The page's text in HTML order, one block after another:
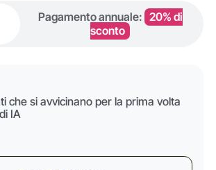
Pagamento annuale: 20% di
sconto
che si avvicinano per la prima volta
IA